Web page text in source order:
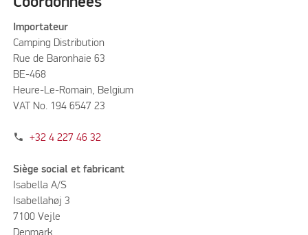
Importateur
Camping Distribution
Rue de Baronhaie 63
BE-468
Heure-Le-Romain, Belgium
VAT No. 194 6547 23
phone +32 4 227 46 32
Siège social et fabricant
Isabella A/S
Isabellahøj 3
7100 Vejle